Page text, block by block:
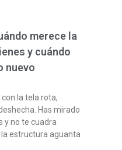
merece la
y cuándo
nuevo
la tela rota,
Has mirado
y no te cuadra
estructura aguanta